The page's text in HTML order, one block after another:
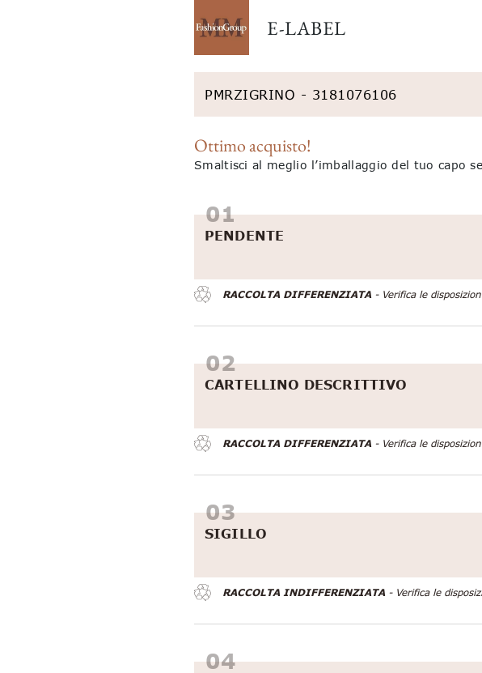
E-LABEL
PMRZIGRINO - 3181076106
Ottimo acquisto!
Smaltisci al meglio l’imballaggio del tuo capo
PENDENTE
RACCOLTA DIFFERENZIATA- Verifica le
CARTELLINO DESCRITTIVO
RACCOLTA DIFFERENZIATA- Verifica le
SIGILLO
RACCOLTA INDIFFERENZIATA- Verifica le